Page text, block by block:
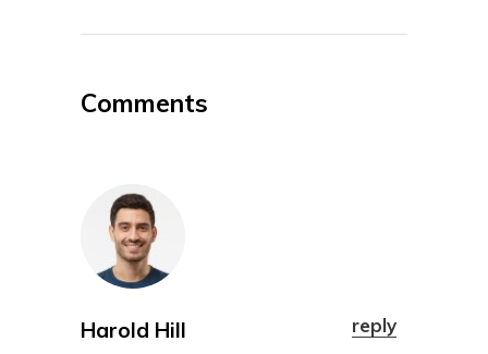
Comments
reply
Harold Hill